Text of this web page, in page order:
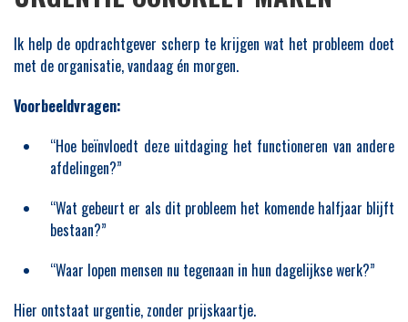
Ik help de opdrachtgever scherp te krijgen wat het probleem doet
met de organisatie, vandaag én morgen.
Voorbeeldvragen:
“Hoe beïnvloedt deze uitdaging het functioneren van andere
afdelingen?”
“Wat gebeurt er als dit probleem het komende halfjaar blijft
bestaan?”
“Waar lopen mensen nu tegenaan in hun dagelijkse werk?”
Hier ontstaat urgentie, zonder prijskaartje.